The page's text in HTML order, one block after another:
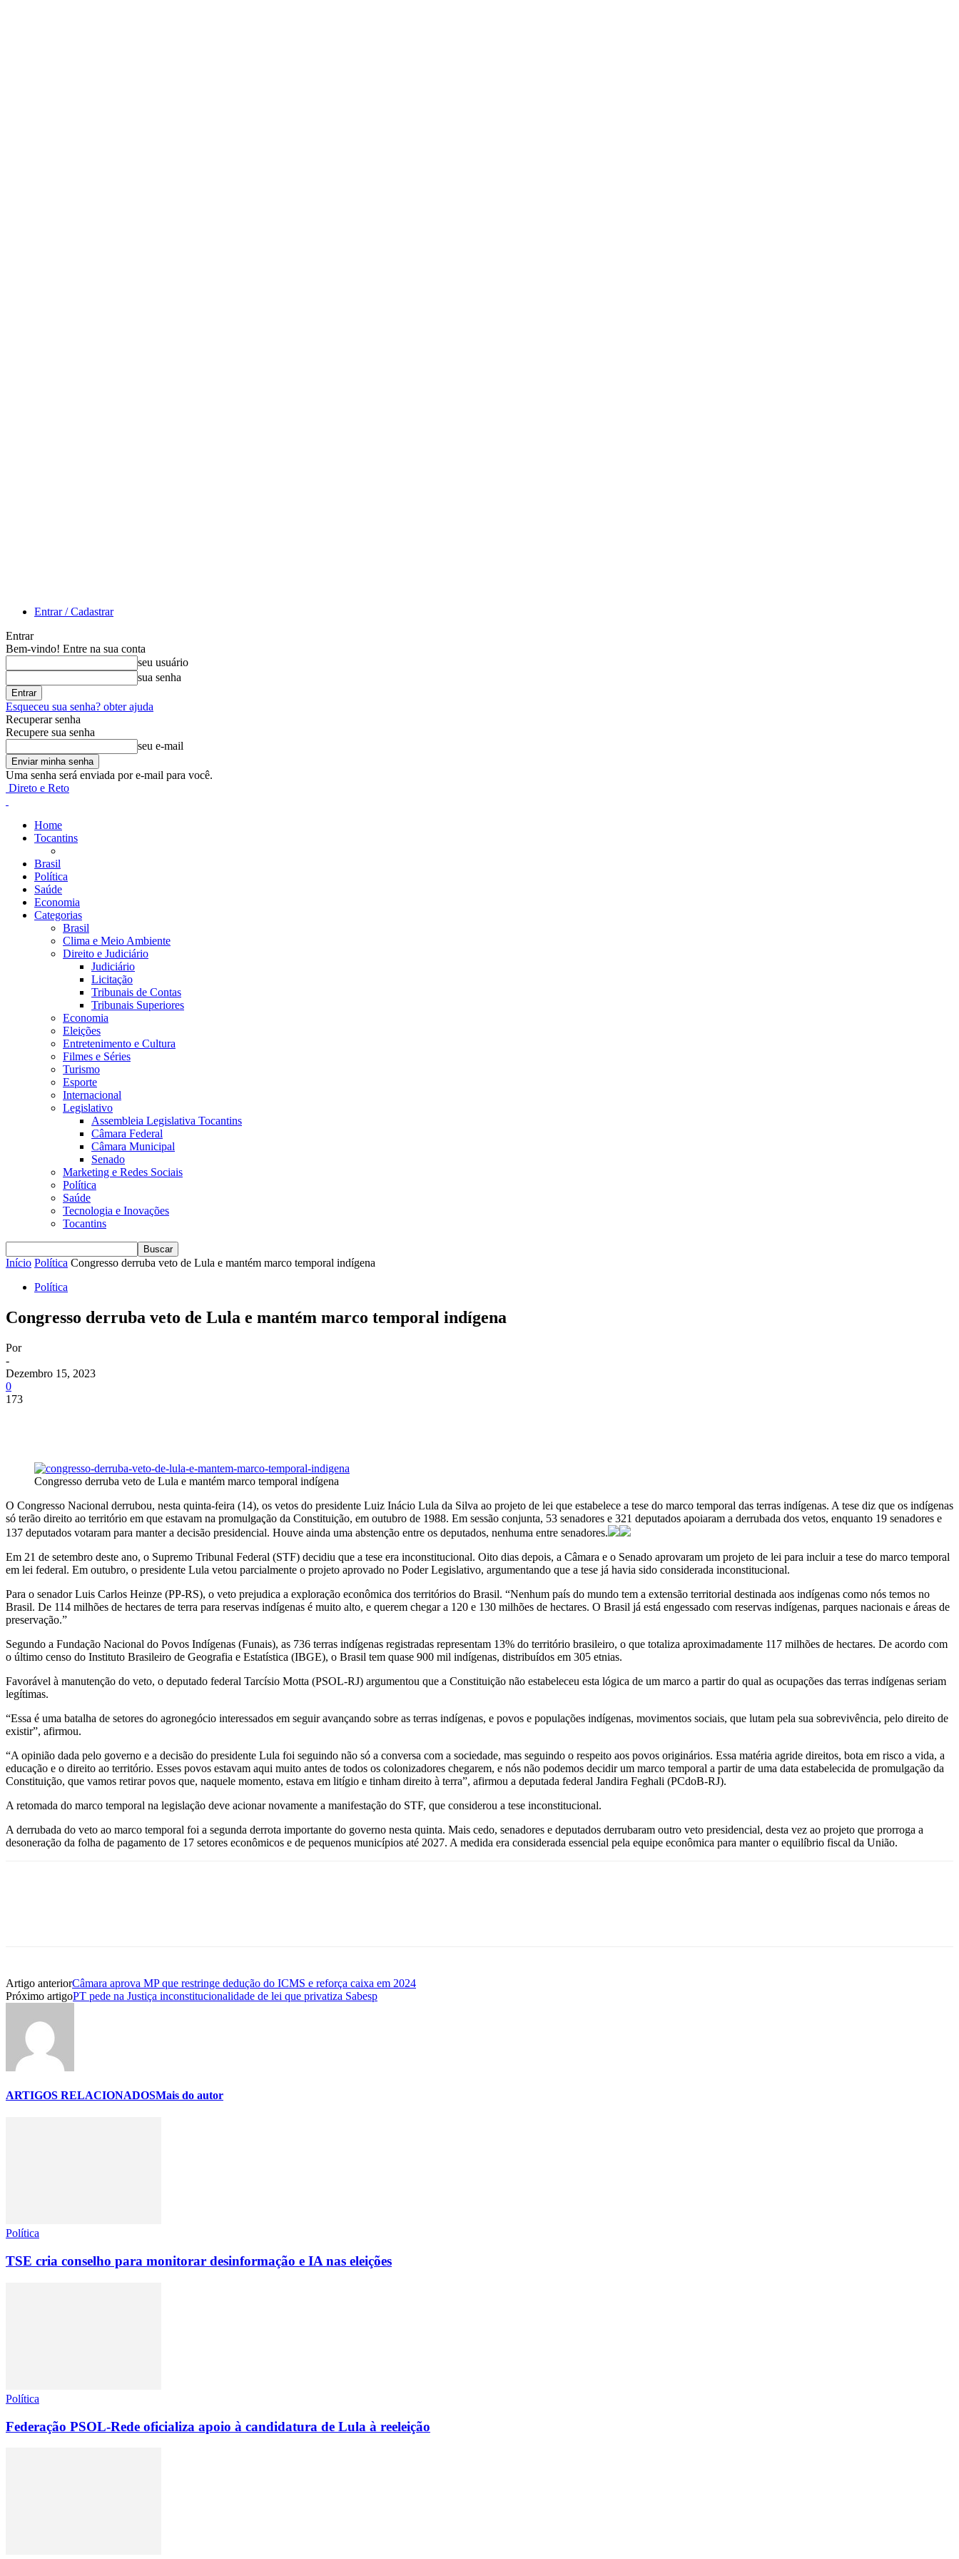
Entrar / Cadastrar
Entrar
Bem-vindo! Entre na sua conta
seu usuário
sua senha
Esqueceu sua senha? obter ajuda
Recuperar senha
Recupere sua senha
seu e-mail
Uma senha será enviada por e-mail para você.
Direto e Reto
Home
Tocantins
Brasil
Política
Saúde
Economia
Categorias
Brasil
Clima e Meio Ambiente
Direito e Judiciário
Judiciário
Licitação
Tribunais de Contas
Tribunais Superiores
Economia
Eleições
Entretenimento e Cultura
Filmes e Séries
Turismo
Esporte
Internacional
Legislativo
Assembleia Legislativa Tocantins
Câmara Federal
Câmara Municipal
Senado
Marketing e Redes Sociais
Política
Saúde
Tecnologia e Inovações
Tocantins
Início Política Congresso derruba veto de Lula e mantém marco temporal indígena
Política
Congresso derruba veto de Lula e mantém marco temporal indígena
Por
-
Dezembro 15, 2023
0
173
Congresso derruba veto de Lula e mantém marco temporal indígena
O Congresso Nacional derrubou, nesta quinta-feira (14), os vetos do presidente Luiz Inácio Lula da Silva ao projeto de lei que estabelece a tese do marco temporal das terras indígenas. A tese diz que os indígenas
só terão direito ao território em que estavam na promulgação da Constituição, em outubro de 1988. Em sessão conjunta, 53 senadores e 321 deputados apoiaram a derrubada dos vetos, enquanto 19 senadores e
137 deputados votaram para manter a decisão presidencial. Houve ainda uma abstenção entre os deputados, nenhuma entre senadores.
Em 21 de setembro deste ano, o Supremo Tribunal Federal (STF) decidiu que a tese era inconstitucional. Oito dias depois, a Câmara e o Senado aprovaram um projeto de lei para incluir a tese do marco temporal
em lei federal. Em outubro, o presidente Lula vetou parcialmente o projeto aprovado no Poder Legislativo, argumentando que a tese já havia sido considerada inconstitucional.
Para o senador Luis Carlos Heinze (PP-RS), o veto prejudica a exploração econômica dos territórios do Brasil. “Nenhum país do mundo tem a extensão territorial destinada aos indígenas como nós temos no
Brasil. De 114 milhões de hectares de terra para reservas indígenas é muito alto, e querem chegar a 120 e 130 milhões de hectares. O Brasil já está engessado com reservas indígenas, parques nacionais e áreas de
preservação.”
Segundo a Fundação Nacional do Povos Indígenas (Funais), as 736 terras indígenas registradas representam 13% do território brasileiro, o que totaliza aproximadamente 117 milhões de hectares. De acordo com
o último censo do Instituto Brasileiro de Geografia e Estatística (IBGE), o Brasil tem quase 900 mil indígenas, distribuídos em 305 etnias.
Favorável à manutenção do veto, o deputado federal Tarcísio Motta (PSOL-RJ) argumentou que a Constituição não estabeleceu esta lógica de um marco a partir do qual as ocupações das terras indígenas seriam
legítimas.
“Essa é uma batalha de setores do agronegócio interessados em seguir avançando sobre as terras indígenas, e povos e populações indígenas, movimentos sociais, que lutam pela sua sobrevivência, pelo direito de
existir”, afirmou.
“A opinião dada pelo governo e a decisão do presidente Lula foi seguindo não só a conversa com a sociedade, mas seguindo o respeito aos povos originários. Essa matéria agride direitos, bota em risco a vida, a
educação e o direito ao território. Esses povos estavam aqui muito antes de todos os colonizadores chegarem, e nós não podemos decidir um marco temporal a partir de uma data estabelecida de promulgação da
Constituição, que vamos retirar povos que, naquele momento, estava em litígio e tinham direito à terra”, afirmou a deputada federal Jandira Feghali (PCdoB-RJ).
A retomada do marco temporal na legislação deve acionar novamente a manifestação do STF, que considerou a tese inconstitucional.
A derrubada do veto ao marco temporal foi a segunda derrota importante do governo nesta quinta. Mais cedo, senadores e deputados derrubaram outro veto presidencial, desta vez ao projeto que prorroga a
desoneração da folha de pagamento de 17 setores econômicos e de pequenos municípios até 2027. A medida era considerada essencial pela equipe econômica para manter o equilíbrio fiscal da União.
Artigo anteriorCâmara aprova MP que restringe dedução do ICMS e reforça caixa em 2024
Próximo artigoPT pede na Justiça inconstitucionalidade de lei que privatiza Sabesp
ARTIGOS RELACIONADOSMais do autor
Política
TSE cria conselho para monitorar desinformação e IA nas eleições
Política
Federação PSOL-Rede oficializa apoio à candidatura de Lula à reeleição